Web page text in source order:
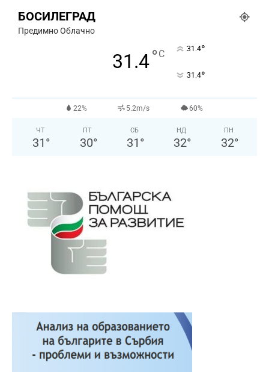
БОСИЛЕГРАД
Предимно Облачно
31.4°C 31.4°
31.4°
22% 5.2m/s 60%
ЧТ
31 °
ПТ
30°
СБ
31 °
НД
32°
ПН
32°